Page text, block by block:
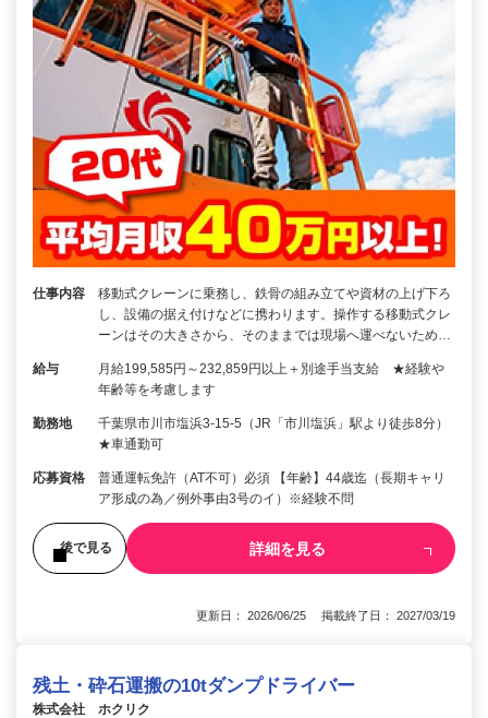
仕事内容
移動式クレーンに乗務し、鉄骨の組み立てや資材の上げ下ろ
し、設備の据え付けなどに携わります。操作する移動式クレ
ーンはその大きさから、そのままでは現場へ運べないため…
給与
月給199,585円～232,859円以上＋別途手当支給 ★経験や
年齢等を考慮します
勤務地
千葉県市川市塩浜3-15-5（JR「市川塩浜」駅より徒歩8分）
★車通勤可
応募資格
普通運転免許（AT不可）必須 【年齢】44歳迄（長期キャリ
ア形成の為／例外事由3号のイ）※経験不問
後で見る 詳細を見る
更新日： 2026/06/25 掲載終了日： 2027/03/19
残土・砕石運搬の10tダンプドライバー
株式会社 ホクリク